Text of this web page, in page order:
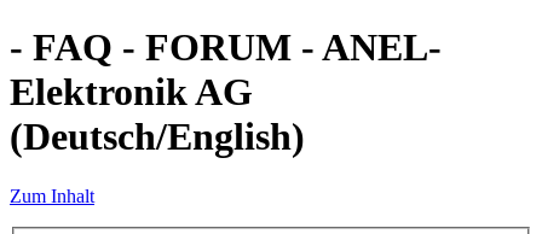
- FAQ - FORUM - ANEL-
Elektronik AG
(Deutsch/English)
Zum Inhalt